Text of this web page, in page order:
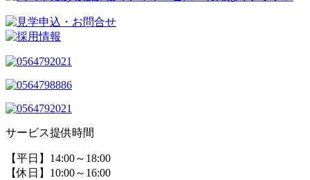
サービス提供時間
【平日】14:00～18:00
【休日】10:00～16:00